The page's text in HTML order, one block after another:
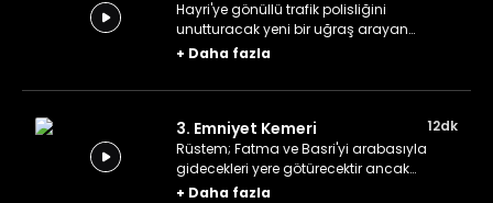
Hayri'ye gönüllü trafik polisliğini
unutturacak yeni bir uğraş arayan
Rafadan ekibi, ondan kaçınmak için
+ Daha fazla
3. Emniyet Kemeri
12dk
Rüstem; Fatma ve Basri'yi arabasıyla
gidecekleri yere götürecektir ancak
emniyet kemerini takmayan Fatma,
+ Daha fazla